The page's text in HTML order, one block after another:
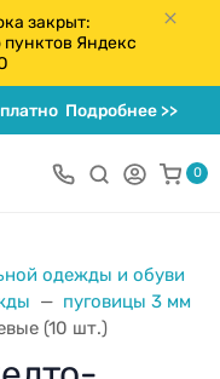
закрыт:
пунктов Яндекс
Подробнее >>
0
одежды и обуви
пуговицы 3 мм
(10 шт.)